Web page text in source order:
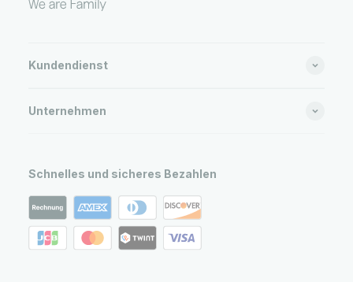
Kundendienst
Unternehmen
Schnelles und sicheres Bezahlen